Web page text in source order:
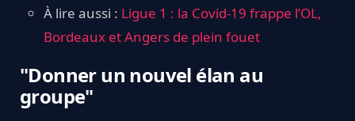
À lire aussi : Ligue 1 : la Covid-19 frappe l’OL,
Bordeaux et Angers de plein fouet
"Donner un nouvel élan au
groupe"